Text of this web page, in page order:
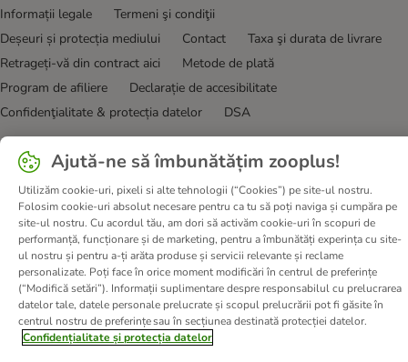
Informații legale
Termeni şi condiţii
Deșeuri și protecția mediului
Contact
Taxa şi durata de livrare
Retrageți-vă din contract aici
Metode de plată
Program de afiliere
Declarație de accesibilitate
Confidenţialitate & protecția datelor
DSA
© zooplus SE
Ajută-ne să îmbunătățim zooplus!
Utilizăm cookie-uri, pixeli si alte tehnologii (“Cookies”) pe site-ul nostru.
Folosim cookie-uri absolut necesare pentru ca tu să poți naviga și cumpăra pe
site-ul nostru. Cu acordul tău, am dori să activăm cookie-uri în scopuri de
performanță, funcționare și de marketing, pentru a îmbunătăți experința cu site-
ul nostru și pentru a-ți arăta produse și servicii relevante și reclame
personalizate. Poți face în orice moment modificări în centrul de preferințe
(“Modifică setări”). Informații suplimentare despre responsabilul cu prelucrarea
datelor tale, datele personale prelucrate și scopul prelucrării pot fi găsite în
centrul nostru de preferințe sau în secțiunea destinată protecției datelor.
Confidențialitate și protecția datelor